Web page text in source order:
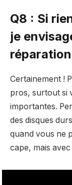
Q8 : Si
je
Certainement !
pros, surtout si
importantes.
des disques
quand vous ne
cape, mais